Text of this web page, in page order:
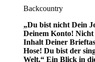
Backcountry
„Du bist nicht Dein
Deinem Konto!
Inhalt Deiner
Hose! Du bist der
Welt.“ Ein Blick in